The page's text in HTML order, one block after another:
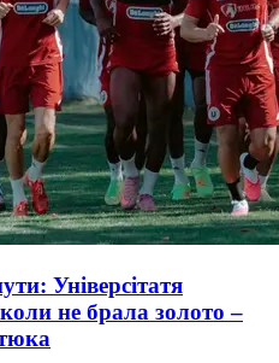
Універсітатя
не брала золото –